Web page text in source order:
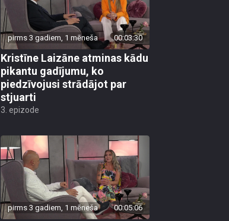
pirms 3 gadiem, 1 mēneša 00:03:30
Kristīne Laizāne atminas kādu
pikantu gadījumu, ko
piedzīvojusi strādājot par
stjuarti
3. epizode
pirms 3 gadiem, 1 mēneša 00:05:06